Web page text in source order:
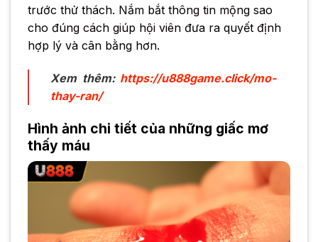
trước thử thách. Nắm bắt thông tin mộng sao
cho đúng cách giúp hội viên đưa ra quyết định
hợp lý và cân bằng hơn.
Xem thêm: https://u888game.click/mo-
thay-ran/
Hình ảnh chi tiết của những giấc mơ
thấy máu